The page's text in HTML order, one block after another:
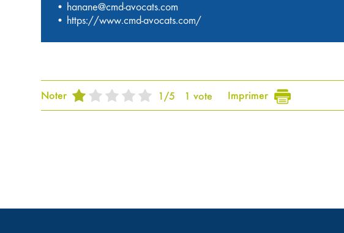
• hanane@cmd-avocats.com
• https://www.cmd-avocats.com/
Noter 1/5 1 vote Imprimer